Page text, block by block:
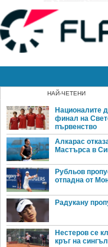
НАЙ-ЧЕТЕНИ
Националите
финал на
първенство
Алкарас
Мастърса в
Рубльов
отпадна от
Радукану
Нестеров се
кръг на